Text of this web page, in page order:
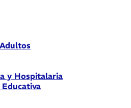
y Hospitalaria